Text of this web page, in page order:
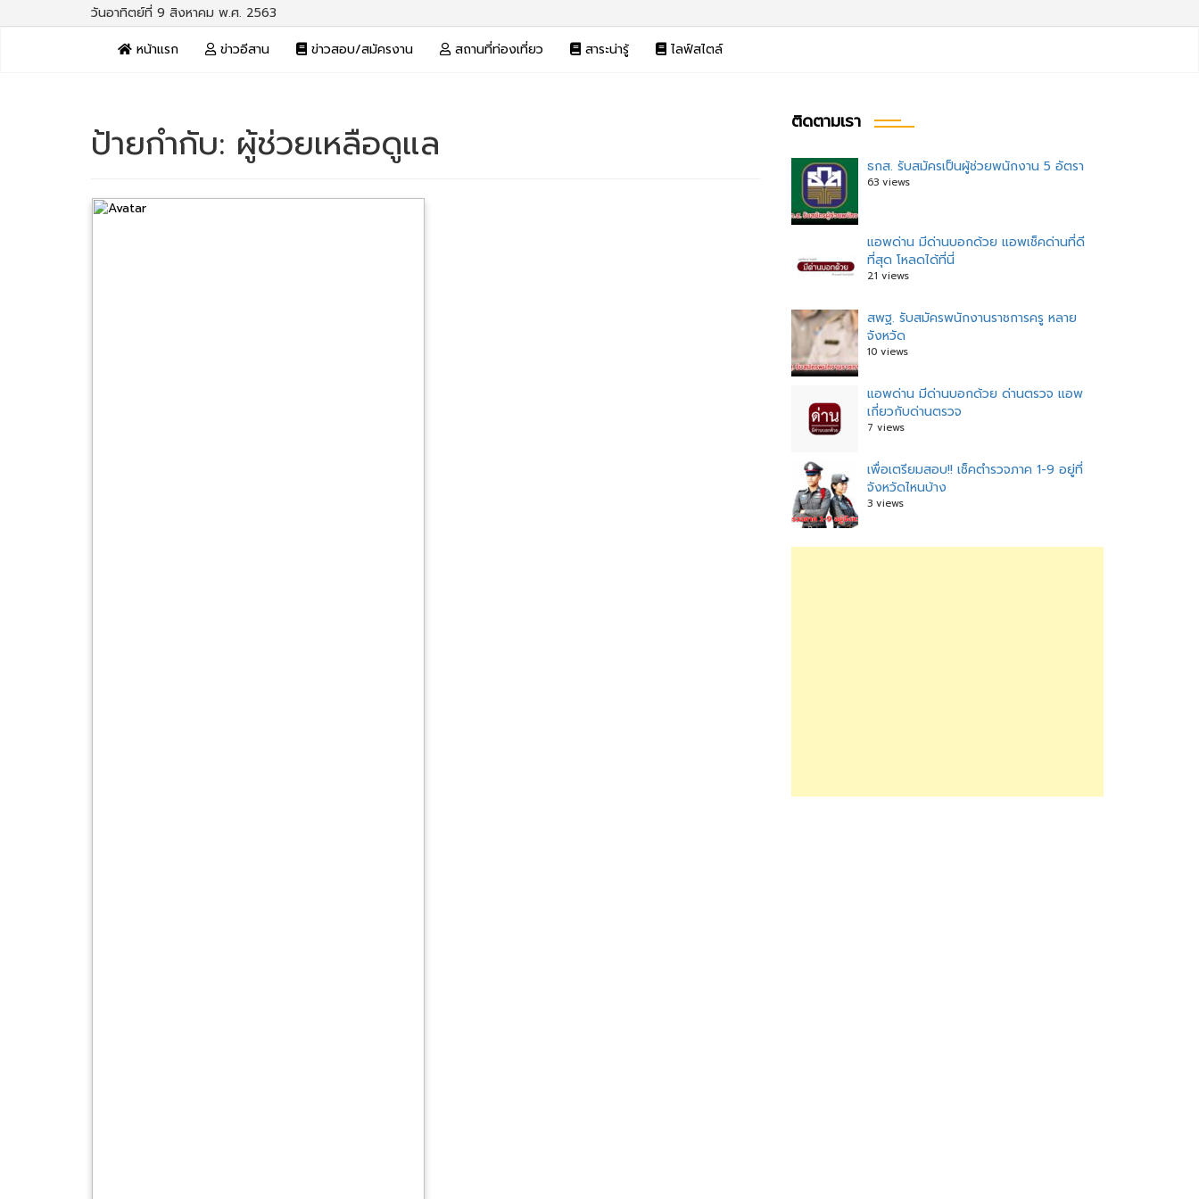
วันอาทิตย์ที่ 9 สิงหาคม พ.ศ. 2563
หน้าแรก
ข่าวอีสาน ข่าวสอบ/สมัครงาน สถานที่ท่องเที่ยว สาระน่ารู้ ไลฟ์สไตล์
ป้ายกำกับ: ผู้ช่วยเหลือดูแล ติดตามเรา
ธกส. รับสมัครเป็นผู้ช่วยพนักงาน 5 อัตรา
63 views
แอพด่าน มีด่านบอกด้วย แอพเช็คด่านที่ดี
ที่สุด โหลดได้ที่นี่
21 views
สพฐ. รับสมัครพนักงานราชการครู หลาย
จังหวัด
10 views
แอพด่าน มีด่านบอกด้วย ด่านตรวจ แอพ
เกี่ยวกับด่านตรวจ
7 views
เพื่อเตรียมสอบ!! เช็คตำรวจภาค 1-9 อยู่ที่
จังหวัดไหนบ้าง
3 views